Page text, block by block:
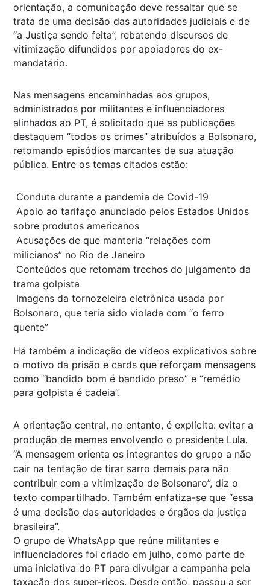
orientação, a comunicação deve ressaltar que se
trata de uma decisão das autoridades judiciais e de
“a Justiça sendo feita”, rebatendo discursos de
vitimização difundidos por apoiadores do ex-
mandatário.
Nas mensagens encaminhadas aos grupos,
administrados por militantes e influenciadores
alinhados ao PT, é solicitado que as publicações
destaquem “todos os crimes” atribuídos a Bolsonaro,
retomando episódios marcantes de sua atuação
pública. Entre os temas citados estão:
Conduta durante a pandemia de Covid-19
Apoio ao tarifaço anunciado pelos Estados Unidos
sobre produtos americanos
Acusações de que manteria “relações com
milicianos” no Rio de Janeiro
Conteúdos que retomam trechos do julgamento da
trama golpista
Imagens da tornozeleira eletrônica usada por
Bolsonaro, que teria sido violada com “o ferro
quente”
Há também a indicação de vídeos explicativos sobre
o motivo da prisão e cards que reforçam mensagens
como “bandido bom é bandido preso” e “remédio
para golpista é cadeia”.
A orientação central, no entanto, é explícita: evitar a
produção de memes envolvendo o presidente Lula.
“A mensagem orienta os integrantes do grupo a não
cair na tentação de tirar sarro demais para não
contribuir com a vitimização de Bolsonaro”, diz o
texto compartilhado. Também enfatiza-se que “essa
é uma decisão das autoridades e órgãos da justiça
brasileira”.
O grupo de WhatsApp que reúne militantes e
influenciadores foi criado em julho, como parte de
uma iniciativa do PT para divulgar a campanha pela
taxação dos super-ricos. Desde então, passou a ser